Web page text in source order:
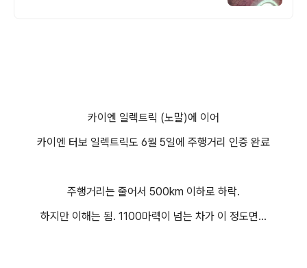
카이엔 일렉트릭 (노말)에 이어
카이엔 터보 일렉트릭도 6월 5일에 주행거리 인증 완료
주행거리는 줄어서 500km 이하로 하락.
하지만 이해는 됨. 1100마력이 넘는 차가 이 정도면...